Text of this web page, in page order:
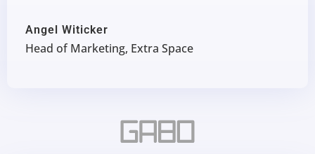
Angel Witicker
Head of Marketing, Extra Space